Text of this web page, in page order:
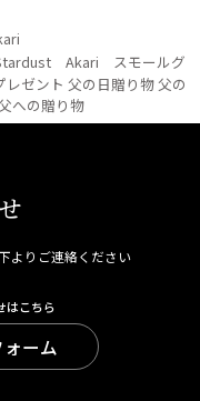
Stardust Akari スモールグ
ゼント 父の日贈り物 父の
への贈り物
よりご連絡ください
はこちら
ーム